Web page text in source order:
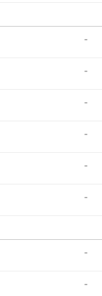
-
-
-
-
-
-
-
-